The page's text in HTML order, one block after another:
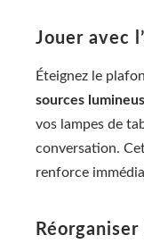
Jouer avec
Éteignez le
sources
vos lampes de
conversation.
renforce